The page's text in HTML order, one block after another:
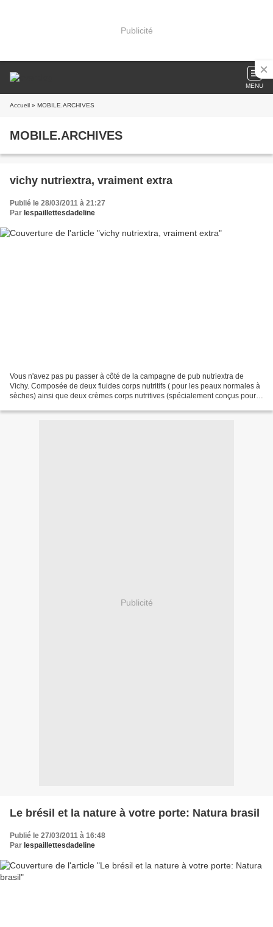
Publicité
MENU
Accueil » MOBILE.ARCHIVES
MOBILE.ARCHIVES
vichy nutriextra, vraiment extra
Publié le 28/03/2011 à 21:27
Par lespaillettesdadeline
Vous n'avez pas pu passer à côté de la campagne de pub nutriextra de
Vichy. Composée de deux fluides corps nutritifs ( pour les peaux normales à
sèches) ainsi que deux crèmes corps nutritives (spécialement conçus pour
Publicité
Le brésil et la nature à votre porte: Natura brasil
Publié le 27/03/2011 à 16:48
Par lespaillettesdadeline